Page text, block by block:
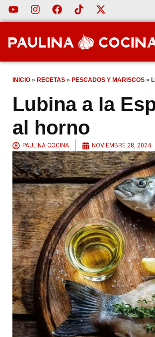
INICIO » RECETAS » PESCADOS Y MARISCOS »
Lubina a la
al horno
PAULINA COCINA NOVIEMBRE 28, 2024